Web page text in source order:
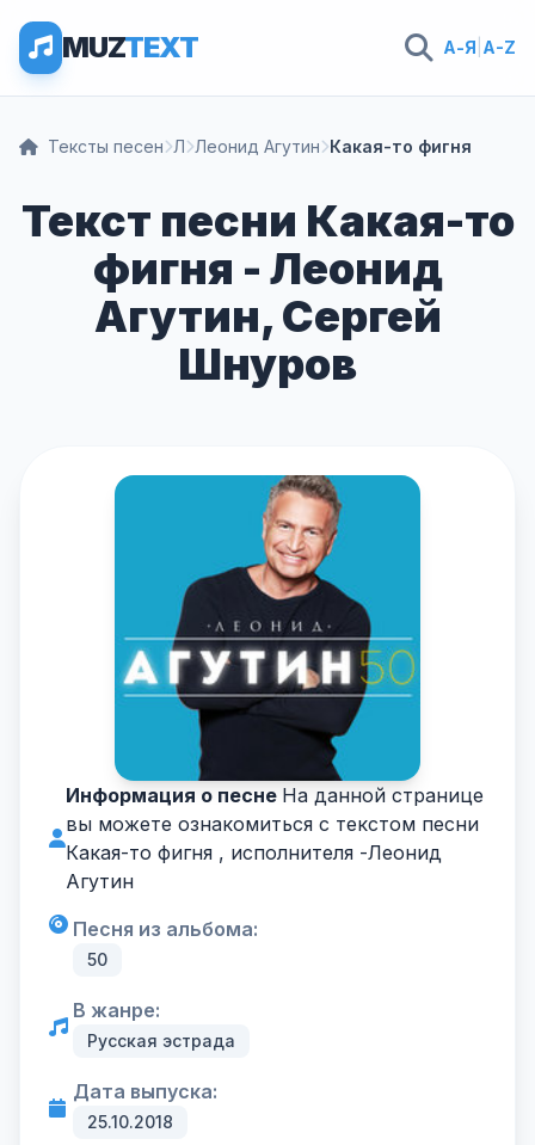
MUZTEXT А-Я A-Z
Тексты песен Л Леонид Агутин Какая-то фигня
Текст песни Какая-то
фигня - Леонид
Агутин, Сергей
Шнуров
Информация о песне На данной странице
вы можете ознакомиться с текстом песни
Какая-то фигня , исполнителя -Леонид
Агутин
Песня из альбома:
50
В жанре:
Русская эстрада
Дата выпуска:
25.10.2018